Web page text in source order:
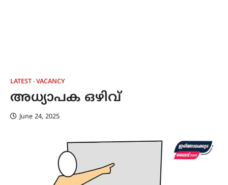
LATEST VACANCY
അധ്യാപക ഒഴിവ്
June 24, 2025